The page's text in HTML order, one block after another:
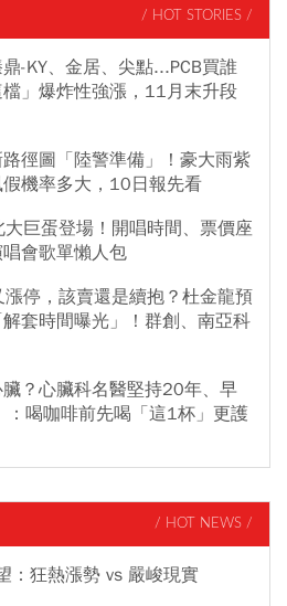
/ HOT STORIES /
-KY、金居、尖點...PCB買誰
」爆炸性強漲，11月末升段
徑圖「陸警準備」！豪大雨紫
機率多大，10日報先看
巨蛋登場！開唱時間、票價座
會歌單懶人包
停，該賣還是續抱？杜金龍預
套時間曝光」！群創、南亞科
？心臟科名醫堅持20年、早
喝咖啡前先喝「這1杯」更護
/ HOT NEWS /
：狂熱漲勢 vs 嚴峻現實